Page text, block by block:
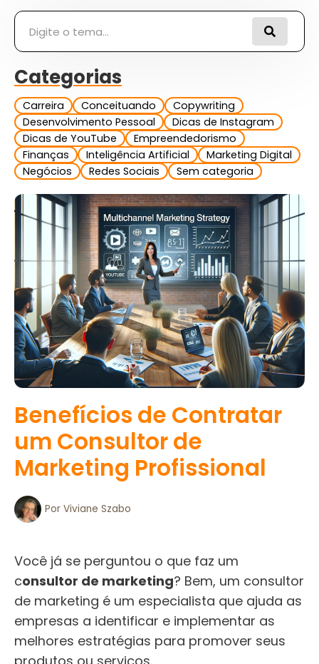
Benefícios de Contratar
um Consultor de
Marketing Profissional
Por Viviane Szabo
Você já se perguntou o que faz um
consultor de marketing? Bem, um consultor
de marketing é um especialista que ajuda as
empresas a identificar e implementar as
melhores estratégias para promover seus
produtos ou serviços.
Pesquisar
Categorias
Carreira Conceituando
Copywriting
Desenvolvimento Pessoal
Dicas de Instagram
Dicas de YouTube
Empreendedorismo
Finanças
Inteligência Artificial
Marketing Digital
Negócios
Redes Sociais Sem categoria